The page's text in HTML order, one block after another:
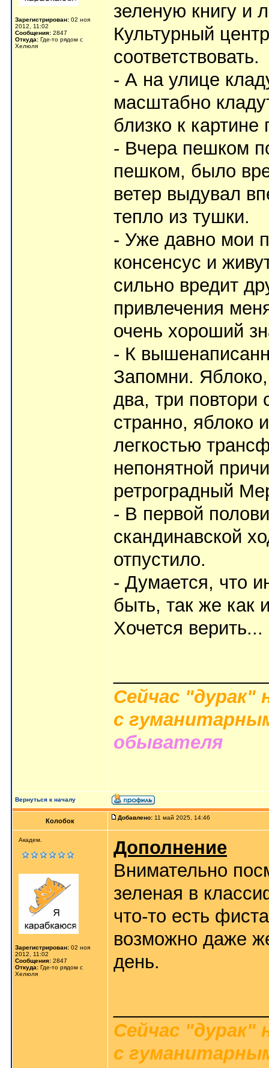
Зарегистрирован: 02 ноя
2012, 11:02
Сообщения: 2847
Откуда: Где-то рядом с
Хелюля
зеленую книгу и
Культурный
соответствовать.
- А на улице
масштабно
близко к
- Вчера пешком
пешком, было
ветер выдувал
тепло из тушки.
- Уже давно мои
консенсус и
сильно вредит
привлечения
очень хороший
- К
Запомни.
два, три повтори
странно, яблоко
легкостью
непонятной
ретроградный
- В первой
скандинавской
отпустило.
- Думается, что
быть, так же как
Хочется верить...
Сейчас "дурак"
с
обывателя
Вернуться к началу
Колобок Добавлено: 11 май 2025, 14:46
Академ.
Зарегистрирован: 02 ноя
2012, 11:02
Сообщения: 2847
Откуда: Где-то рядом с
Хелюля
Дополнение
Внимательно
зеленая в
что-то есть
возможно даже
день.
Сейчас "дурак"
с